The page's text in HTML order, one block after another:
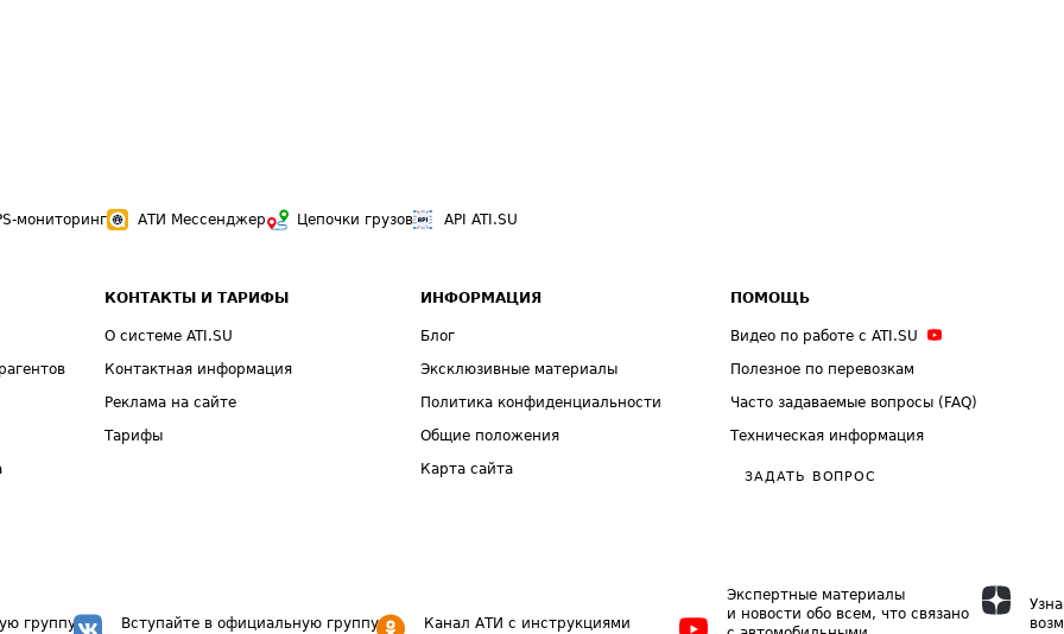
мониторинг АТИ Мессенджер Цепочки грузов API ATI.SU
КОНТАКТЫ И ТАРИФЫ
О системе ATI.SU
Контактная информация
Реклама на сайте
Тарифы
ИНФОРМАЦИЯ
Блог
Эксклюзивные материалы
Политика конфиденциальности
Общие положения
Карта сайта
ПОМОЩЬ
Видео по работе с ATI.SU
Полезное по перевозкам
Часто задаваемые вопросы (FAQ)
Техническая информация
ЗАДАТЬ ВОПРОС
группу Вступайте в официальную группу Канал АТИ с инструкциями
Экспертные материалы
и новости обо всем, что связано